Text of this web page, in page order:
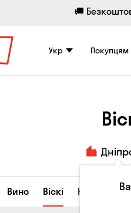
🚚
Укр Покупцям
Вино Віскі Коктейлі